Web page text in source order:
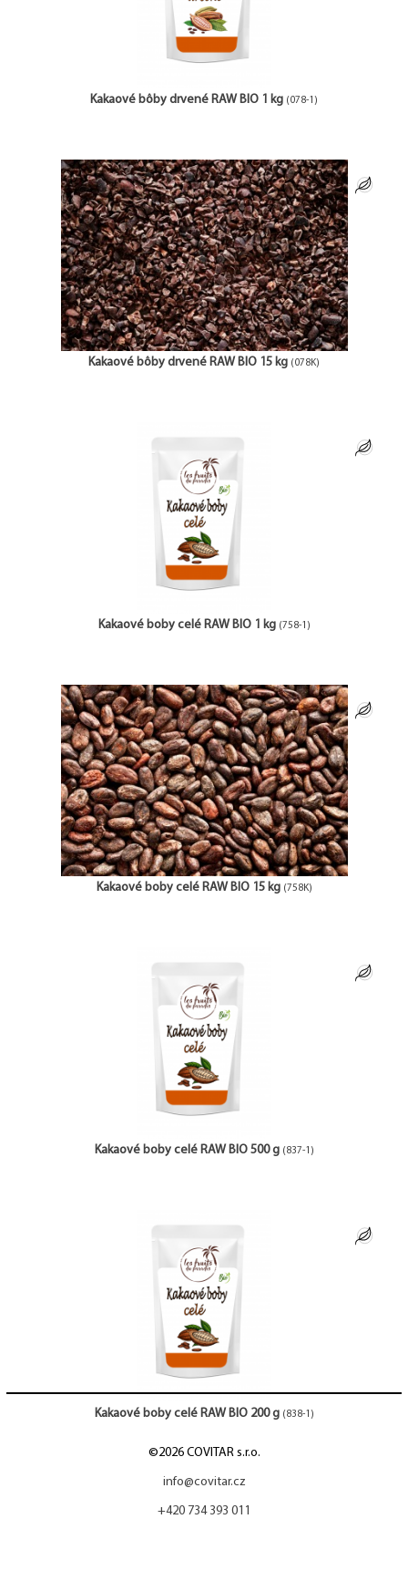
Kakaové bôby drvené RAW BIO 1 kg (078-1)
Kakaové bôby drvené RAW BIO 15 kg (078K)
Kakaové boby celé RAW BIO 1 kg (758-1)
Kakaové boby celé RAW BIO 15 kg (758K)
Kakaové boby celé RAW BIO 500 g (837-1)
Kakaové boby celé RAW BIO 200 g (838-1)
©2026 COVITAR s.r.o.
info@covitar.cz
+420 734 393 011